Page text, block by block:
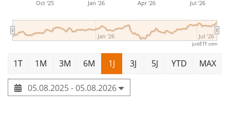
Oct '25 Jan '26 Apr '26 Jul '26
Jan '26 Jul '26
justETF.com
1T 1M 3M 6M 1J 3J 5J YTD MAX
05.08.2025 - 05.08.2026